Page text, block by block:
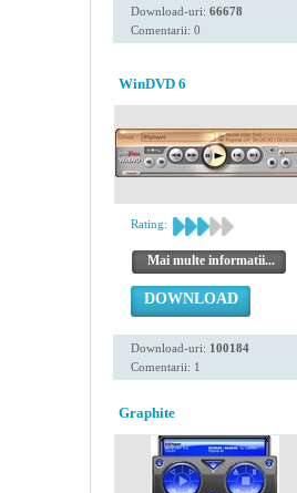
Download-uri: 66678
Comentarii: 0
WinDVD 6
Rating:
Mai multe informatii...
DOWNLOAD
Download-uri: 100184
Comentarii: 1
Graphite